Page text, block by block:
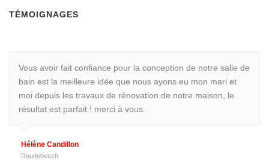
TÉMOIGNAGES
Vous avoir fait confiance pour la conception de notre salle de
bain est la meilleure idée que nous ayons eu mon mari et
moi depuis les travaux de rénovation de notre maison, le
résultat est parfait ! merci à vous.
Hélène Candillon
Roudebesch